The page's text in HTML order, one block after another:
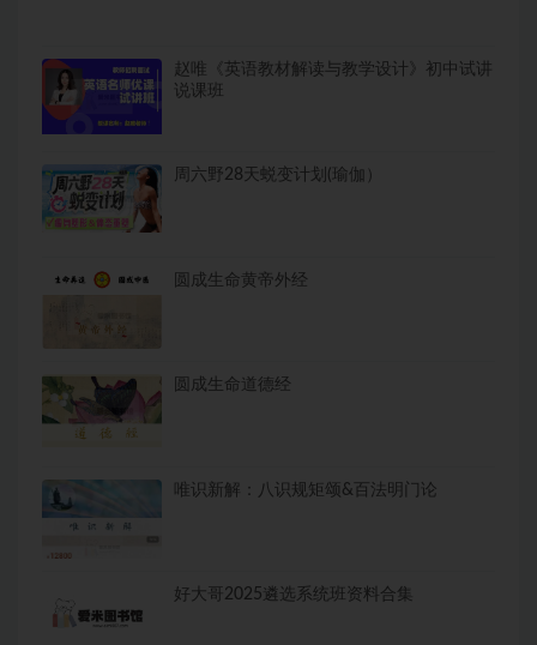
赵唯《英语教材解读与教学设计》初中试讲
说课班
周六野28天蜕变计划(瑜伽）
圆成生命黄帝外经
圆成生命道德经
唯识新解：八识规矩颂&百法明门论
好大哥2025遴选系统班资料合集